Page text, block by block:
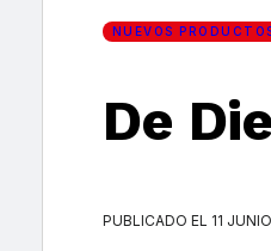
NUEVOS
De
PUBLICADO EL 11